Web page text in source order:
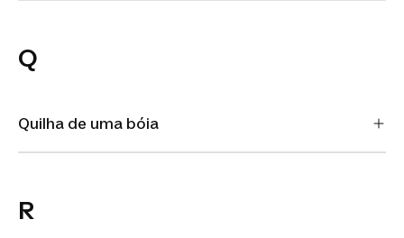
Q
Quilha de uma bóia
R